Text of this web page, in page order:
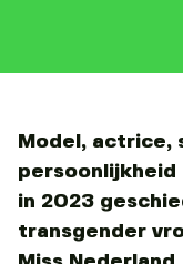
Model, actrice,
persoonlijkheid
in 2023
transgender